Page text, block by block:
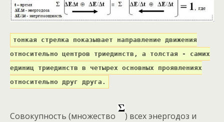
тонкая стрелка показывает направление движения
относительно центров триединств, а толстая - самих
единиц триединств в четырех основных проявлениях
относительно друг друга.
Совокупность (множество
) всех энергодоз и